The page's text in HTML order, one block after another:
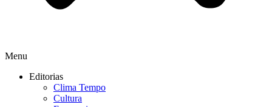
Menu
Editorias
Clima Tempo
Cultura